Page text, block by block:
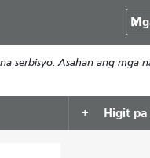
serbisyo. Asahan ang mga
Higit